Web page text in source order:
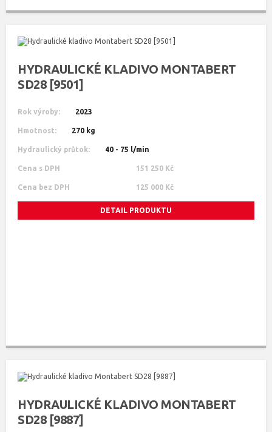
HYDRAULICKÉ KLADIVO MONTABERT
SD28 [9501]
Rok výroby: 2023
Hmotnost: 270 kg
Hydraulický průtok: 40 - 75 l/min
Cena s DPH 151 250 Kč
Cena bez DPH 125 000 Kč
DETAIL PRODUKTU
HYDRAULICKÉ KLADIVO MONTABERT
SD28 [9887]